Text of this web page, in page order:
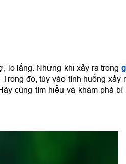
lo lắng. Nhưng khi xảy ra trong
đó, tùy vào tình huống xảy
cùng tìm hiểu và khám phá bí